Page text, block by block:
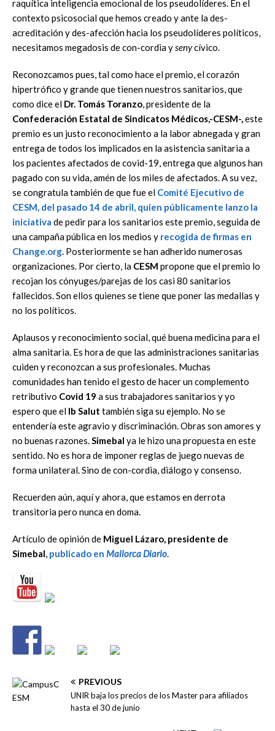
raquítica inteligencia emocional de los pseudolíderes. En el
contexto psicosocial que hemos creado y ante la des-
acreditación y des-afección hacia los pseudolíderes políticos,
necesitamos megadosis de con-cordia ysenycívico.
Reconozcamos pues, tal como hace el premio, el corazón
hipertrófico y grande que tienen nuestros sanitarios, que
como dice el Dr. Tomás Toranzo, presidente de la
Confederación Estatal de Sindicatos Médicos,-CESM-,este
premio es un justo reconocimiento a la labor abnegada y gran
entrega de todos los implicados en la asistencia sanitaria a
los pacientes afectados de covid-19, entrega que algunos han
pagado con su vida, amén de los miles de afectados. A su vez,
se congratula también de que fue el Comité Ejecutivo de
CESM, del pasado 14 de abril, quien públicamente lanzo la
iniciativa de pedir para los sanitarios este premio, seguida de
una campaña pública en los medios y recogida de firmas en
Change.org. Posteriormente se han adherido numerosas
organizaciones. Por cierto, la CESM propone que el premio lo
recojan los cónyuges/parejas de los casi 80 sanitarios
fallecidos. Son ellos quienes se tiene que poner las medallas y
no los políticos.
Aplausos y reconocimiento social, qué buena medicina para el
alma sanitaria. Es hora de que las administraciones sanitarias
cuiden y reconozcan a sus profesionales. Muchas
comunidades han tenido el gesto de hacer un complemento
retributivo Covid 19 a sus trabajadores sanitarios y yo
espero que el Ib Salut también siga su ejemplo. No se
entendería este agravio y discriminación. Obras son amores y
no buenas razones.Simebal ya le hizo una propuesta en este
sentido. No es hora de imponer reglas de juego nuevas de
forma unilateral. Sino de con-cordia, diálogo y consenso.
Recuerden aún, aquí y ahora, que estamos en derrota
transitoria pero nunca en doma.
Artículo de opinión de Miguel Lázaro, presidente de
Simebal, publicado en Mallorca Diario.
PREVIOUS
UNIR baja los precios de los Master para afiliados
hasta el 30 de junio